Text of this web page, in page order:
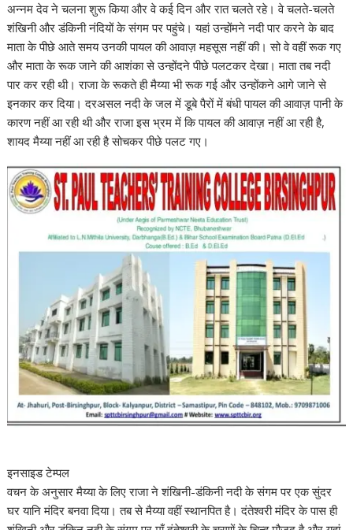
अन्नम देव ने चलना शुरू किया और वे कई दिन और रात चलते रहे। वे चलते-चलते
शंखिनी और डंकिनी नंदियों के संगम पर पहुंचे। यहां उन्होंमने नदी पार करने के बाद
माता के पीछे आते समय उनकी पायल की आवाज़ महसूस नहीं की। सो वे वहीं रूक गए
और माता के रूक जाने की आशंका से उन्होंदने पीछे पलटकर देखा। माता तब नदी
पार कर रही थी। राजा के रूकते ही मैय्या भी रूक गई और उन्होंकने आगे जाने से
इनकार कर दिया। दरअसल नदी के जल में डूबे पैरों में बंधी पायल की आवाज़ पानी के
कारण नहीं आ रही थी और राजा इस भ्रम में कि पायल की आवाज़ नहीं आ रही है,
शायद मैय्या नहीं आ रही है सोचकर पीछे पलट गए।
इनसाइड टेम्पल
वचन के अनुसार मैय्या के लिए राजा ने शंखिनी-डंकिनी नदी के संगम पर एक सुंदर
घर यानि मंदिर बनवा दिया। तब से मैय्या वहीं स्थानपित है। दंतेश्वरी मंदिर के पास ही